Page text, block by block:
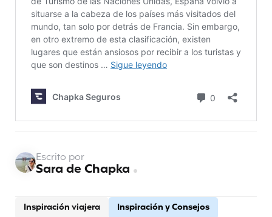
Inspiración viajera Inspiración y Consejos
Escrito por
Sara de Chapka